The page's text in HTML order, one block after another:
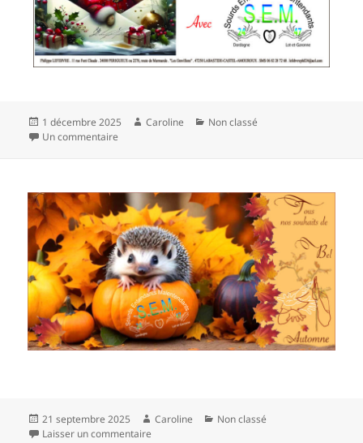
Publié
le
1 décembre 2025 Auteur
Caroline Catégories
Non classé
Un commentaire
Publié
le
21 septembre 2025 Auteur
Caroline Catégories
Non classé
Laisser un commentaire